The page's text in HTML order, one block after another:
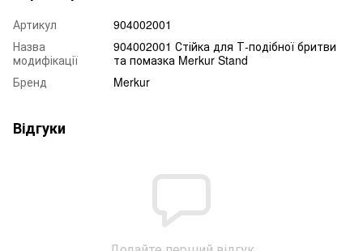
Артикул
904002001
Назва
модифікації
904002001 Стійка для Т-подібної бритви
та помазка Merkur Stand
Бренд
Merkur
Відгуки